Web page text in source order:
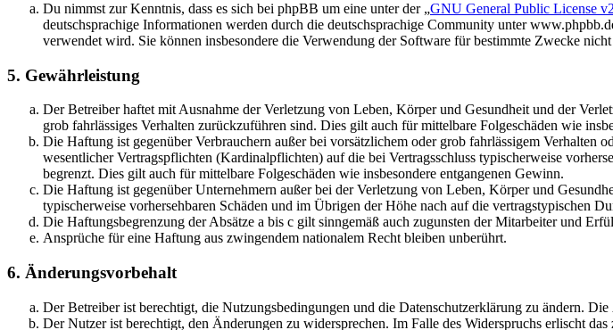
Du nimmst zur Kenntnis, dass es sich bei phpBB um eine unter der „GNU General Public License v2
deutschsprachige Informationen werden durch die deutschsprachige Community unter
verwendet wird. Sie können insbesondere die Verwendung der Software für bestimmte Zwecke
5. Gewährleistung
Der Betreiber haftet mit Ausnahme der Verletzung von Leben, Körper und Gesundheit und der
grob fahrlässiges Verhalten zurückzuführen sind. Dies gilt auch für mittelbare Folgeschäden wie
Die Haftung ist gegenüber Verbrauchern außer bei vorsätzlichem oder grob fahrlässigem Verhalten
wesentlicher Vertragspflichten (Kardinalpflichten) auf die bei Vertragsschluss typischerweise
begrenzt. Dies gilt auch für mittelbare Folgeschäden wie insbesondere entgangenen Gewinn.
Die Haftung ist gegenüber Unternehmern außer bei der Verletzung von Leben, Körper und
typischerweise vorhersehbaren Schäden und im Übrigen der Höhe nach auf die vertragstypischen
Die Haftungsbegrenzung der Absätze a bis c gilt sinngemäß auch zugunsten der Mitarbeiter und
Ansprüche für eine Haftung aus zwingendem nationalem Recht bleiben unberührt.
6. Änderungsvorbehalt
Der Betreiber ist berechtigt, die Nutzungsbedingungen und die Datenschutzerklärung zu ändern.
Der Nutzer ist berechtigt, den Änderungen zu widersprechen. Im Falle des Widerspruchs erlischt